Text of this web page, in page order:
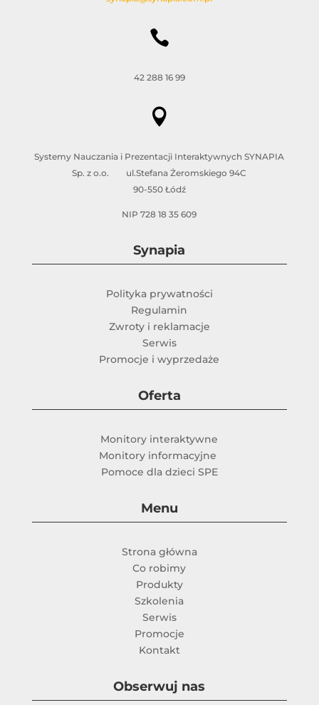

42 288 16 99

Systemy Nauczania i Prezentacji Interaktywnych SYNAPIA
Sp. z o.o. ul.Stefana Żeromskiego 94C
90-550 Łódź
NIP 728 18 35 609
Synapia
Polityka prywatności
Regulamin
Zwroty i reklamacje
Serwis
Promocje i wyprzedaże
Oferta
Monitory interaktywne
Monitory informacyjne
Pomoce dla dzieci SPE
Menu
Strona główna
Co robimy
Produkty
Szkolenia
Serwis
Promocje
Kontakt
Obserwuj nas